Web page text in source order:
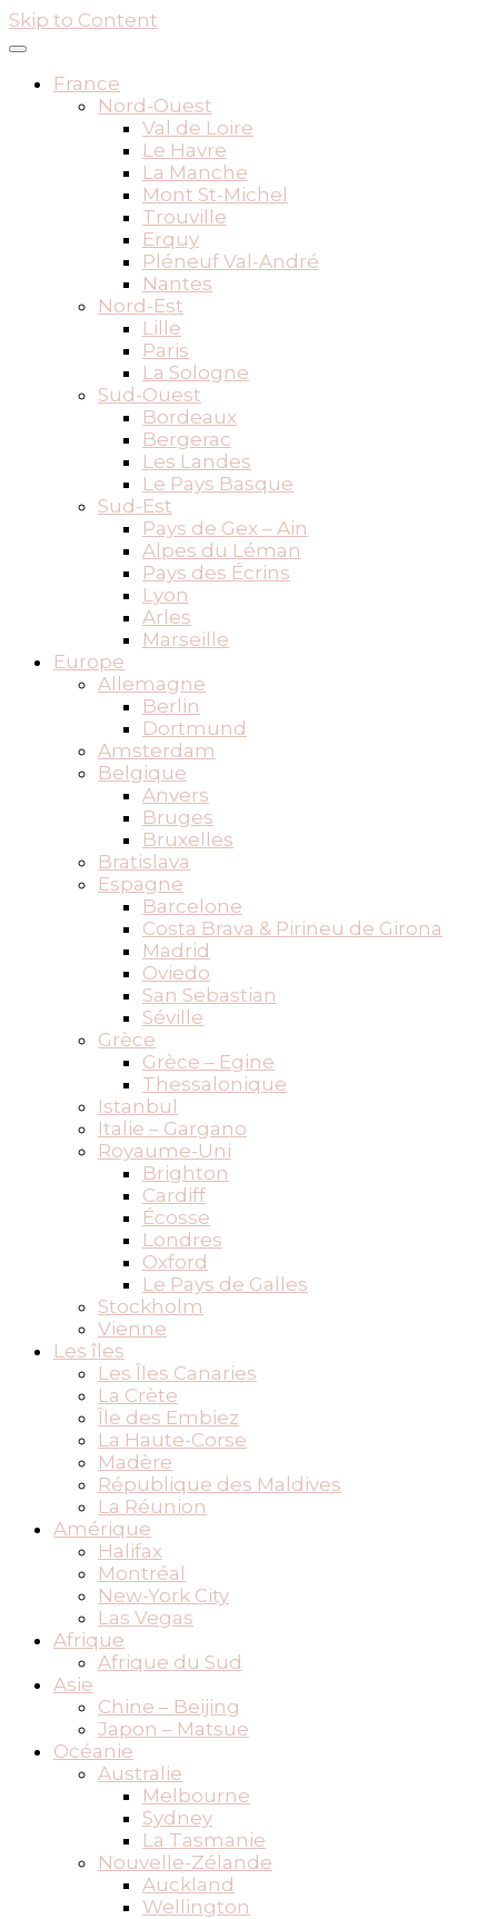
Skip to Content
France
Nord-Ouest
Val de Loire
Le Havre
La Manche
Mont St-Michel
Trouville
Erquy
Pléneuf Val-André
Nantes
Nord-Est
Lille
Paris
La Sologne
Sud-Ouest
Bordeaux
Bergerac
Les Landes
Le Pays Basque
Sud-Est
Pays de Gex – Ain
Alpes du Léman
Pays des Écrins
Lyon
Arles
Marseille
Europe
Allemagne
Berlin
Dortmund
Amsterdam
Belgique
Anvers
Bruges
Bruxelles
Bratislava
Espagne
Barcelone
Costa Brava & Pirineu de Girona
Madrid
Oviedo
San Sebastian
Séville
Grèce
Grèce – Egine
Thessalonique
Istanbul
Italie – Gargano
Royaume-Uni
Brighton
Cardiff
Écosse
Londres
Oxford
Le Pays de Galles
Stockholm
Vienne
Les îles
Les Îles Canaries
La Crète
Île des Embiez
La Haute-Corse
Madère
République des Maldives
La Réunion
Amérique
Halifax
Montréal
New-York City
Las Vegas
Afrique
Afrique du Sud
Asie
Chine – Beijing
Japon – Matsue
Océanie
Australie
Melbourne
Sydney
La Tasmanie
Nouvelle-Zélande
Auckland
Wellington